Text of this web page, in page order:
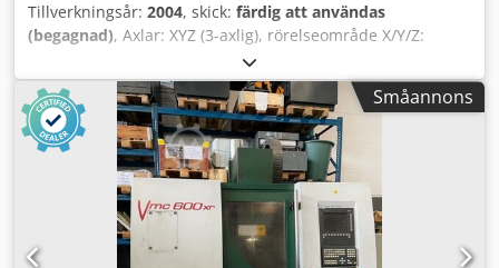
Tillverkningsår: 2004, skick: färdig att användas
(begagnad), Axlar: XYZ (3-axlig), rörelseområde X/Y/Z:
950mm/500mm/450mm, varvtal: 8 000 varv/min,
snabbmatning: 40 m/min, spindelnos: SK40, bordstorlek
X/Y: 580mm/1150mm, max. bordbelastning: 900kg,
verktygsinfästning: BT40, verktygsmagasin: 24 platser,
styrsystem: Heidenhain iTNC 530. Mått X/Y/Z: ca
2400mm/4400mm/2700mm, vikt: ca 5000kg. Dsdpfx
Apstufb Iobjwa
Småannons